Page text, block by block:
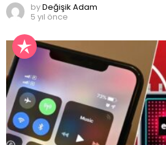
byDeğişik Adam
5 yıl önce